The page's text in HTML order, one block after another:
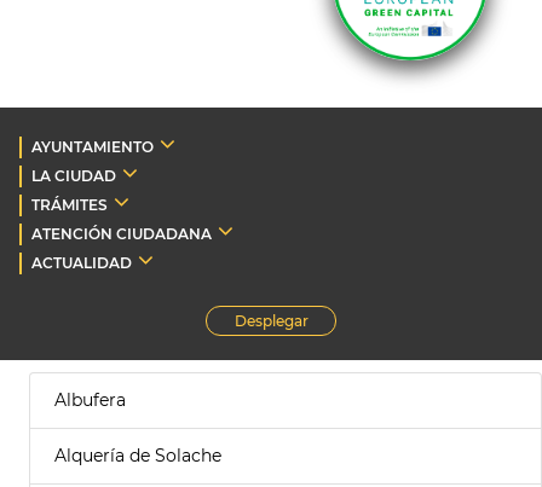
AYUNTAMIENTO
LA CIUDAD
TRÁMITES
ATENCIÓN CIUDADANA
ACTUALIDAD
Desplegar
Albufera
Alquería de Solache